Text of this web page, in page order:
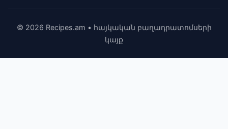
© 2026 Recipes.am • հայկական բաղադրատոմսերի
կայք